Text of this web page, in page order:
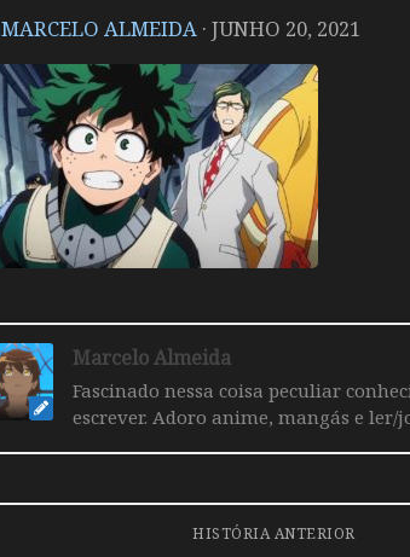
MARCELO ALMEIDA · JUNHO 20, 2021
Marcelo Almeida
Fascinado nessa coisa peculiar
escrever. Adoro anime, mangás e ler/
HISTÓRIA ANTERIOR